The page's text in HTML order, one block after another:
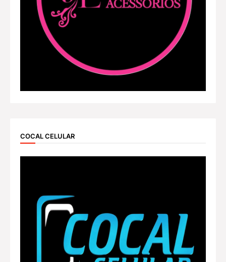
COCAL CELULAR